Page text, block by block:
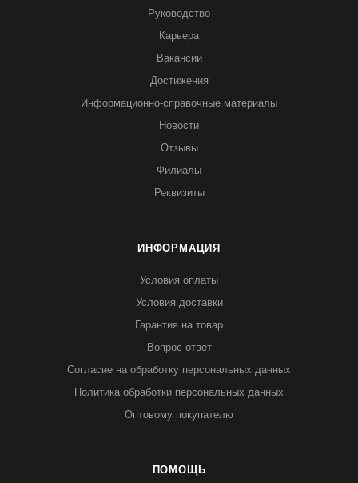
Руководство
Карьера
Вакансии
Достижения
Информационно-справочные материалы
Новости
Отзывы
Филиалы
Реквизиты
ИНФОРМАЦИЯ
Условия оплаты
Условия доставки
Гарантия на товар
Вопрос-ответ
Согласие на обработку персональных данных
Политика обработки персональных данных
Оптовому покупателю
ПОМОЩЬ